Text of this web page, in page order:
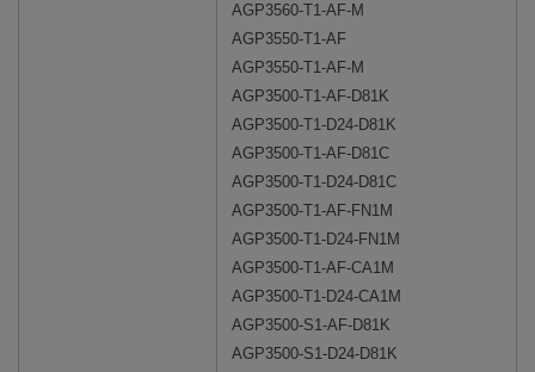
AGP3560-T1-AF-M
AGP3550-T1-AF
AGP3550-T1-AF-M
AGP3500-T1-AF-D81K
AGP3500-T1-D24-D81K
AGP3500-T1-AF-D81C
AGP3500-T1-D24-D81C
AGP3500-T1-AF-FN1M
AGP3500-T1-D24-FN1M
AGP3500-T1-AF-CA1M
AGP3500-T1-D24-CA1M
AGP3500-S1-AF-D81K
AGP3500-S1-D24-D81K